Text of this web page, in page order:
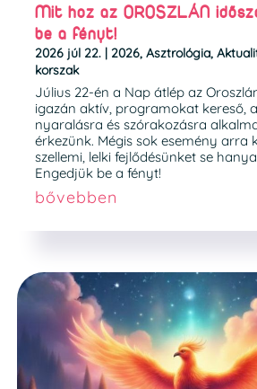
Mit hoz az OROSZLÁN
be a fényt!
2026 júl 22. | 2026, Asztrológia,
korszak
Július 22-én a Nap átlép az
igazán aktív, programokat kereső,
nyaralásra és szórakozásra
érkezünk. Mégis sok esemény arra
szellemi, lelki fejlődésünket se
Engedjük be a fényt!
bővebben